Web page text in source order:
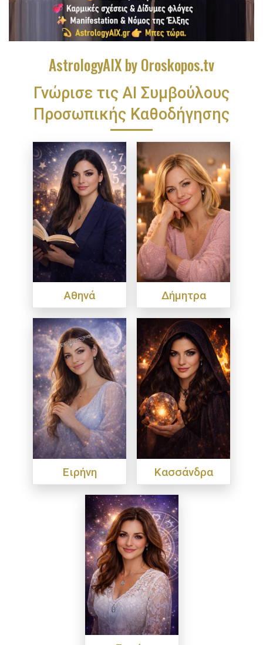
AstrologyAIX by Oroskopos.tv
Γνώρισε τις ΑΙ Συμβούλους
Προσωπικής Καθοδήγησης
Αθηνά Δήμητρα
Ειρήνη Κασσάνδρα